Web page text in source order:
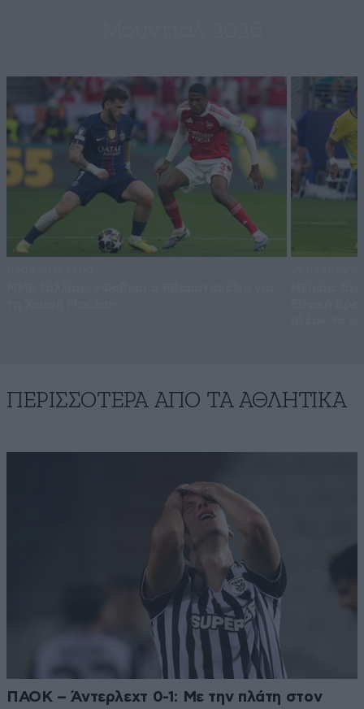
ΠΕΡΙΣΣΟΤΕΡΑ ΑΠΟ ΤA ΑΘΛΗΤΙΚΑ
ΠΑΟΚ – Άντερλεχτ 0-1: Με την πλάτη στον